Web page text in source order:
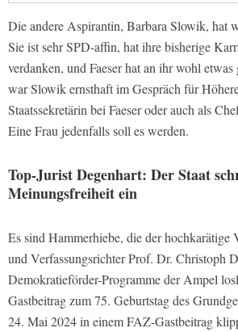
Die andere Aspirantin, Barbara Slowik, hat
Sie ist sehr SPD-affin, hat ihre bisherige
verdanken, und Faeser hat an ihr wohl
war Slowik ernsthaft im Gespräch für
Staatssekretärin bei Faeser oder auch als
Eine Frau jedenfalls soll es werden.
Top-Jurist Degenhart: Der Staat
Meinungsfreiheit ein
Es sind Hammerhiebe, die der hochkarätige
und Verfassungsrichter Prof. Dr. Christoph
Demokratieförder-Programme der Ampel
Gastbeitrag zum 75. Geburtstag des
24. Mai 2024 in einem FAZ-Gastbeitrag